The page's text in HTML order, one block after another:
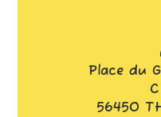
Place du
56450